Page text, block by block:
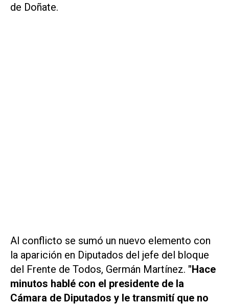
de Doñate.
Al conflicto se sumó un nuevo elemento con
la aparición en Diputados del jefe del bloque
del Frente de Todos, Germán Martínez. "Hace
minutos hablé con el presidente de la
Cámara de Diputados y le transmití que no